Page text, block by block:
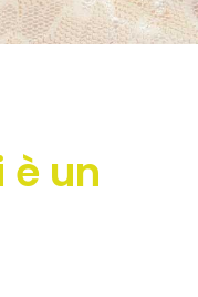
è un